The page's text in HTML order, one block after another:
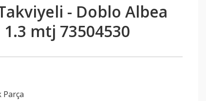
- Doblo Albea
mtj 73504530
Parça